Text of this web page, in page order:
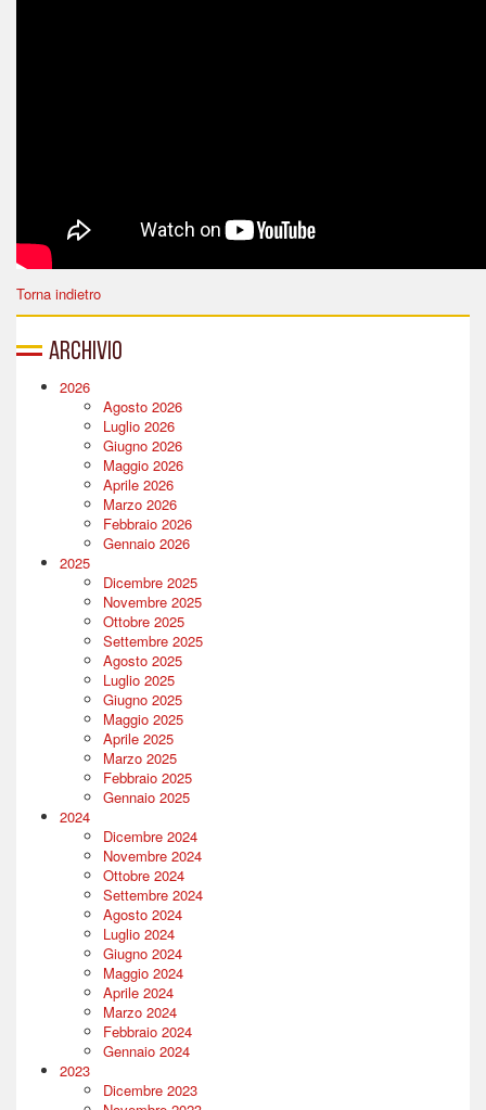
Torna indietro
Archivio
2026
Agosto 2026
Luglio 2026
Giugno 2026
Maggio 2026
Aprile 2026
Marzo 2026
Febbraio 2026
Gennaio 2026
2025
Dicembre 2025
Novembre 2025
Ottobre 2025
Settembre 2025
Agosto 2025
Luglio 2025
Giugno 2025
Maggio 2025
Aprile 2025
Marzo 2025
Febbraio 2025
Gennaio 2025
2024
Dicembre 2024
Novembre 2024
Ottobre 2024
Settembre 2024
Agosto 2024
Luglio 2024
Giugno 2024
Maggio 2024
Aprile 2024
Marzo 2024
Febbraio 2024
Gennaio 2024
2023
Dicembre 2023